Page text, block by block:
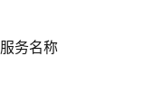
服务名称